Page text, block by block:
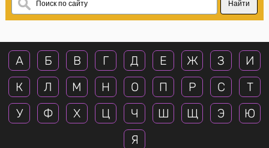
А Б В Г Д Е Ж З
И
К
Л М Н О П Р С
Т
У
Ф Х Ц Ч Ш Щ Э
Ю
Я